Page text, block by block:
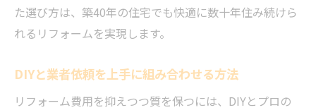
た選び方は、築40年の住宅でも快適に数十年住み続けら
れるリフォームを実現します。
DIYと業者依頼を上手に組み合わせる方法
リフォーム費用を抑えつつ質を保つには、DIYとプロの